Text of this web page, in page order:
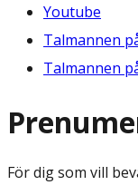
Youtube
Talmannen
Talmannen
För dig som vill